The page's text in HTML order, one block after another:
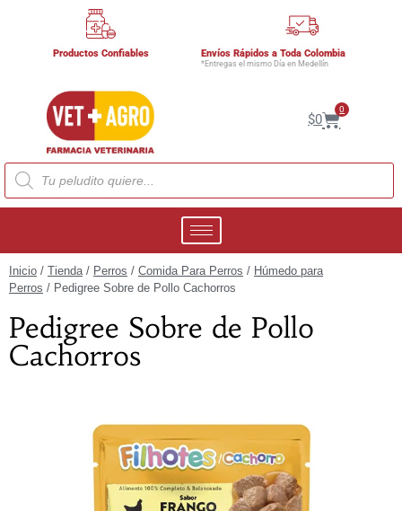
Productos Confiables Envíos Rápidos a Toda Colombia
*Entregas el mismo Día en Medellín
$0
0
Inicio / Tienda/ Perros / Comida Para Perros / Húmedo para
Perros / Pedigree Sobre de Pollo Cachorros
Pedigree Sobre de Pollo
Cachorros